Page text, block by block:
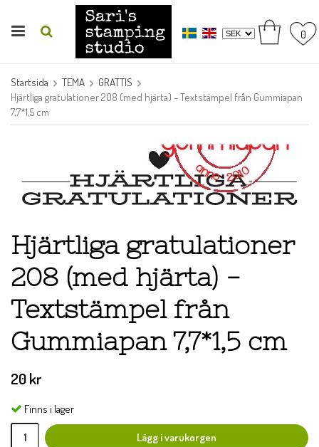
0
Startsida TEMA
GRATTIS
Hjärtliga gratulationer 208 (med hjärta) - Textstämpel från Gummiapan
7,7*1,5 cm
Hjärtliga gratulationer
208 (med hjärta) -
Textstämpel från
Gummiapan 7,7*1,5 cm
20 kr
Finns i lager
Lägg i varukorgen